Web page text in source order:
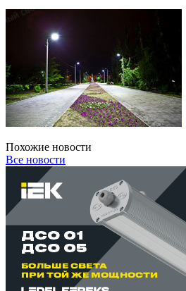
Похожие новости
Все новости